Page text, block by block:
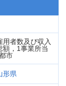
用者数及び収入
額，1事業所当
市
形県